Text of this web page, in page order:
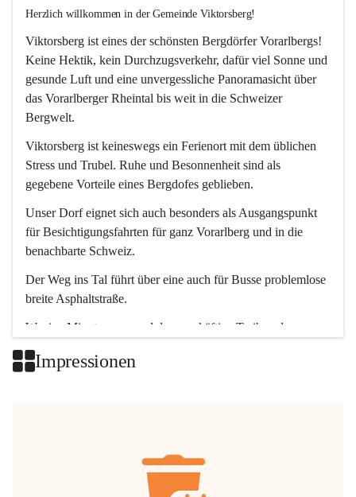
Herzlich willkommen in der Gemeinde Viktorsberg!
Viktorsberg ist eines der schönsten Bergdörfer Vorarlbergs!
Keine Hektik, kein Durchzugsverkehr, dafür viel Sonne und
gesunde Luft und eine unvergessliche Panoramasicht über
das Vorarlberger Rheintal bis weit in die Schweizer
Bergwelt.
Viktorsberg ist keineswegs ein Ferienort mit dem üblichen
Stress und Trubel. Ruhe und Besonnenheit sind als
gegebene Vorteile eines Bergdofes geblieben.
Unser Dorf eignet sich auch besonders als Ausgangspunkt
für Besichtigungsfahrten für ganz Vorarlberg und in die
benachbarte Schweiz.
Der Weg ins Tal führt über eine auch für Busse problemlose
breite Asphaltstraße.
Wenige Minuten nur, und das geschäftige Treiben der
Impressionen